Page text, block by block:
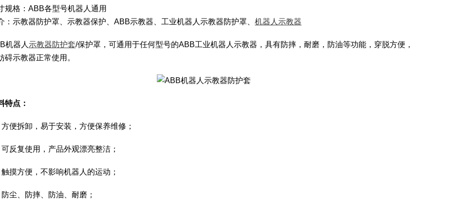
规格：ABB各型号机器人通用
：示教器防护罩、示教器保护、ABB示教器、工业机器人示教器防护罩、机器人示教器
机器人 示教器防护套/保护罩，可通用于任何型号的ABB工业机器人示教器，具有防摔，耐磨，防油等功能，穿脱方便，
碍示教器正常使用。
特点：
方便拆卸，易于安装，方便保养维修；
可反复使用，产品外观漂亮整洁；
摸方便，不影响机器人的运动；
尘、防摔、防油、耐磨；